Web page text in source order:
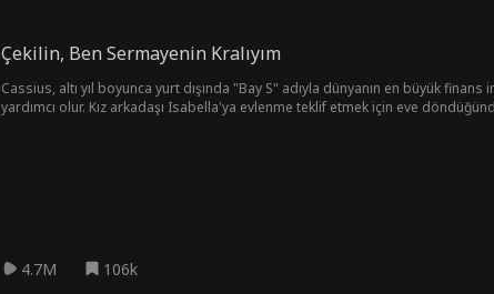
Çekilin, Ben Sermayenin Kralıyım
Cassius, altı yıl boyunca yurt dışında "Bay S" adıyla dünyanın en büyük
yardımcı olur. Kız arkadaşı Isabella'ya evlenme teklif etmek için eve
4.7M 106k